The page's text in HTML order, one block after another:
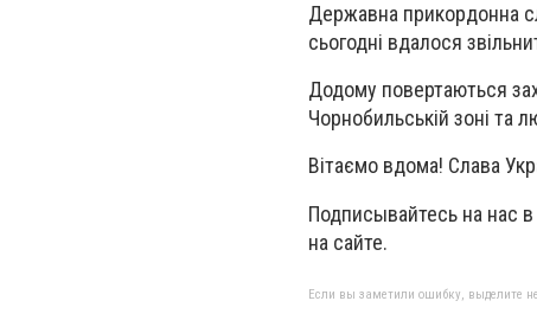
Державна прикордонна
сьогодні вдалося
Додому повертаються
Чорнобильській зоні та
Вітаємо вдома! Слава
Подписывайтесь на нас в
на сайте.
Если вы заметили ошибку, выделите